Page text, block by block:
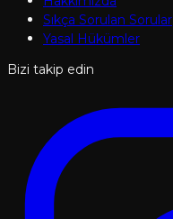
Sıkça Sorulan Sorular
Yasal Hükümler
Bizi takip edin